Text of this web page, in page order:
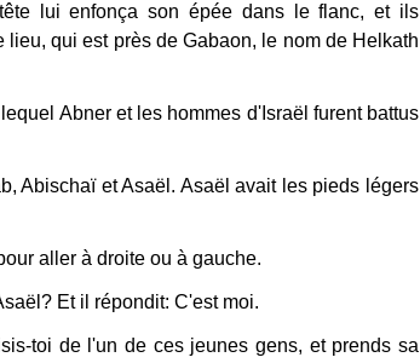
lui enfonça son épée dans le flanc, et ils
qui est près de Gabaon, le nom de Helkath
Abner et les hommes d'Israël furent battus
Abischaï et Asaël. Asaël avait les pieds légers
aller à droite ou à gauche.
Et il répondit: C'est moi.
toi de l'un de ces jeunes gens, et prends sa